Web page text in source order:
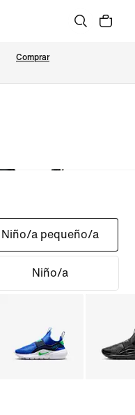
Comprar
Niño/a pequeño/a
Niño/a